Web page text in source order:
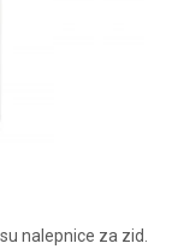
nalepnice za zid.